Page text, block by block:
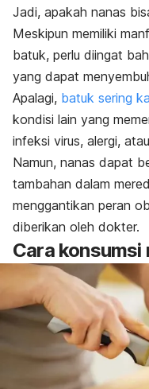
Jadi, apakah nanas
Meskipun memiliki
batuk, perlu diingat
yang dapat
Apalagi, batuk sering
kondisi lain yang
infeksi virus, alergi,
Namun, nanas dapat
tambahan dalam
menggantikan peran
diberikan oleh dokter.
Cara